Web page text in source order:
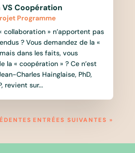
Coopération
Programme
collaboration » n’apportent pas
? Vous demandez de la «
dans les faits, vous
la « coopération » ? Ce n’est
Charles Hainglaise, PhD,
revient sur...
ENTRÉES SUIVANTES »